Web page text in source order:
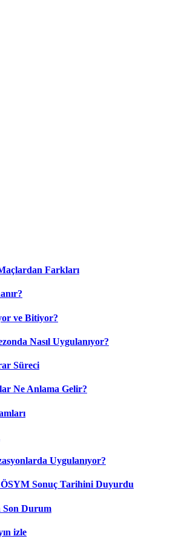
Farkları
ve Bitiyor?
Nasıl Uygulanıyor?
Süreci
Ne Anlama Gelir?
Uygulanıyor?
ÖSYM Sonuç Tarihini Duyurdu
Son Durum
izle